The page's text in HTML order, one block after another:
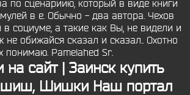
по сценариию, который в виде книги
в е. Обычно - два автора. Чехов
социуме, а такие как Вы, не видели и
не обижайся сказал и сказал.. Охотно
понимаю. Pamelahed Sr.
на сайт | Заинск купить
Шишки Наш портал